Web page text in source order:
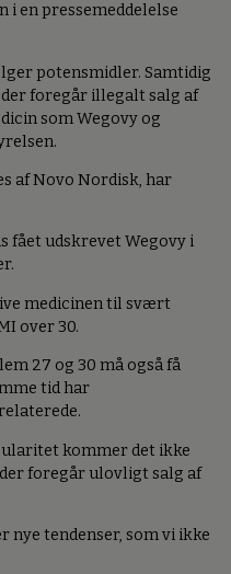
en pressemeddelelse
potensmidler. Samtidig
foregår illegalt salg af
som Wegovy og
af Novo Nordisk, har
fået udskrevet Wegovy i
medicinen til svært
over 30.
27 og 30 må også få
tid har
kommer det ikke
foregår ulovligt salg af
nye tendenser, som vi ikke